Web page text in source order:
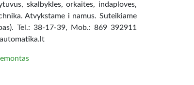
skalbykles, orkaites, indaploves,
Atvykstame i namus. Suteikiame
Tel.: 38-17-39, Mob.: 869 392911